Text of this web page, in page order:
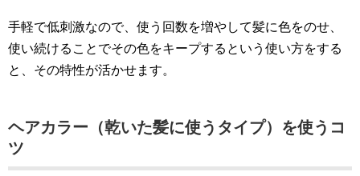
手軽で低刺激なので、使う回数を増やして髪に色をのせ、
使い続けることでその色をキープするという使い方をする
と、その特性が活かせます。
ヘアカラー（乾いた髪に使うタイプ）を使うコ
ツ